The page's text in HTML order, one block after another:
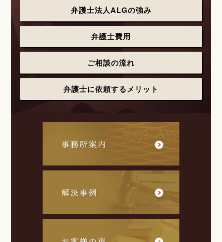
弁護士法人ALGの強み
弁護士費用
ご相談の流れ
弁護士に依頼するメリット